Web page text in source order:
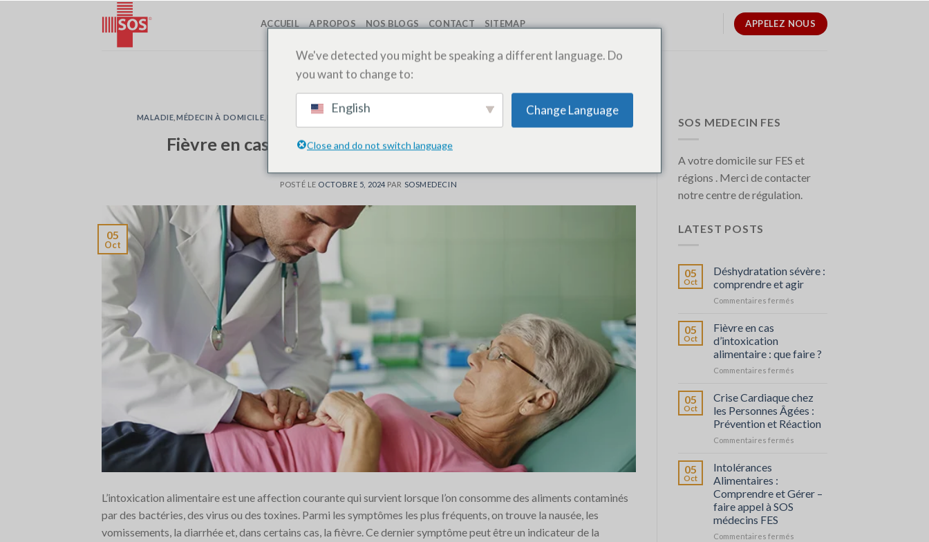
ACCUEIL A PROPOS NOS BLOGS CONTACT SITEMAP APPELEZ NOUS
ARCHIVES PAR TAGS:
MALADIE MÉDECIN À DOMICILE MÉDECIN DE GARDE,MÉDECIN DE NUIT PRISE DE SANG,SOS MEDECIN
FES,URGENCES,URGENTISTES
Fièvre en cas d’intoxication alimentaire : que faire ?
POSTÉ LE OCTOBRE 5, 2024 PAR SOSMEDECIN
05
Oct
L’intoxication alimentaire est une affection courante qui survient lorsque l’on consomme des aliments contaminés
par des bactéries, des virus ou des toxines. Parmi les symptômes les plus fréquents, on trouve la nausée, les
vomissements, la diarrhée et, dans certains cas, la fièvre. Ce dernier symptôme peut être un indicateur de la
SOS MEDECIN FES
A votre domicile sur FES et
régions . Merci de contacter
notre centre de régulation.
LATEST POSTS
05
Oct
Déshydratation sévère :
comprendre et agir
Commentaires ferméssur
et
agir
05
Oct
Fièvre en cas
d’intoxication
alimentaire : que faire ?
Commentaires ferméssur
en
d’intoxication
alimentaire
:
05
Oct
Crise Cardiaque chez
les Personnes Âgées :
Prévention et Réaction
Commentaires ferméssur
Personnes
Prévention
05
Oct
Intolérances
Alimentaires :
Comprendre et Gérer –
faire appel à SOS
médecins FES
Commentaires ferméssur
We've detected you might be speaking a different language. Do
you want to change to:
English Change Language
Close and do not switch language